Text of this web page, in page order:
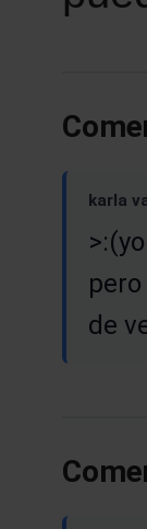
karla
de